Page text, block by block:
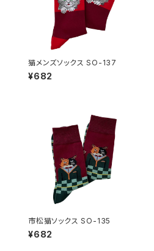
猫メンズソックス SO-137
¥682
市松猫ソックス SO-135
¥682